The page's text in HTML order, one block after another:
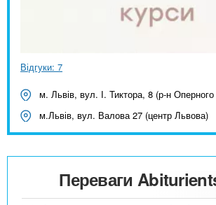
Відгуки: 7
м. Львів, вул. І. Тиктора, 8 (р-н Оперного
м.Львів, вул. Валова 27 (центр Львова)
Переваги